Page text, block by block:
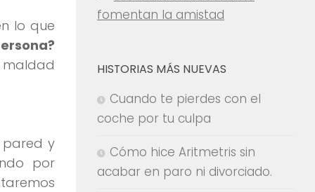
lo que
pared y
por
fomentan la amistad
HISTORIAS MÁS NUEVAS
Cuando te pierdes con el
coche por tu culpa
Cómo hice Aritmetris sin
acabar en paro ni divorciado.